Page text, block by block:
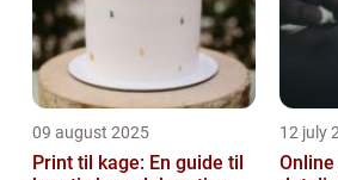
09 august 2025
Print til kage: En guide til
12 july